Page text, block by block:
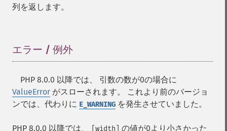
列を返します。
エラー / 例外
PHP 8.0.0 以降では、 引数の数が0の場合に
ValueError がスローされます。 これより前のバージョ
ンでは、代わりに E_WARNING を発生させていました。
PHP 8.0.0 以降では、 [width] の値が0より小さかった